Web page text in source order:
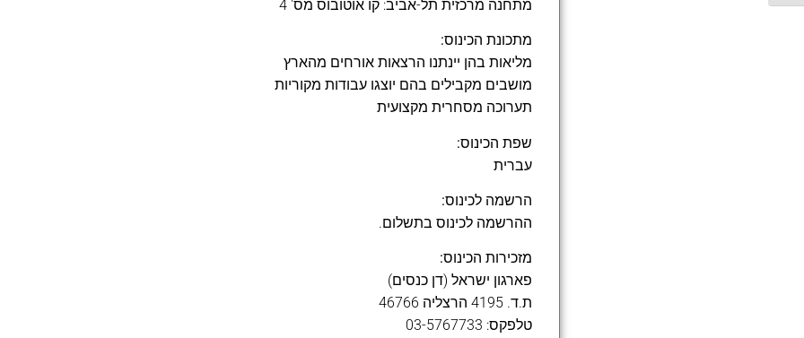
מתחנה מרכזית תל-אביב: קו אוטובוס מס' 4
מתכונת הכינוס:
מליאות בהן יינתנו הרצאות אורחים מהארץ
מושבים מקבילים בהם יוצגו עבודות מקוריות
תערוכה מסחרית מקצועית
שפת הכינוס:
עברית
הרשמה לכינוס:
ההרשמה לכינוס בתשלום.
מזכירות הכינוס:
פארגון ישראל (דן כנסים)
ת.ד. 4195 הרצליה 46766
טלפקס: 03-5767733